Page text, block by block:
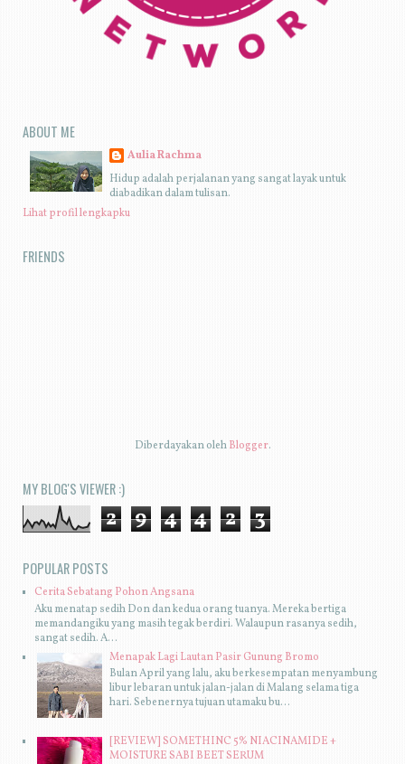
ABOUT ME
Aulia Rachma
Hidup adalah perjalanan yang sangat layak untuk
diabadikan dalam tulisan.
Lihat profil lengkapku
FRIENDS
Diberdayakan olehBlogger.
MY BLOG'S VIEWER :)
2 9 4 4 2 3
POPULAR POSTS
Cerita Sebatang Pohon Angsana
Aku menatap sedih Don dan kedua orang tuanya. Mereka bertiga
memandangiku yang masih tegak berdiri. Walaupun rasanya sedih,
sangat sedih. A...
Menapak Lagi Lautan Pasir Gunung Bromo
Bulan April yang lalu, aku berkesempatan menyambung
libur lebaran untuk jalan-jalan di Malang selama tiga
hari. Sebenernya tujuan utamaku bu...
[REVIEW] SOMETHINC 5% NIACINAMIDE +
MOISTURE SABI BEET SERUM